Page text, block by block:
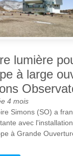
lumière
à large
4 mois
Simons (SO) a
avec
à Grande